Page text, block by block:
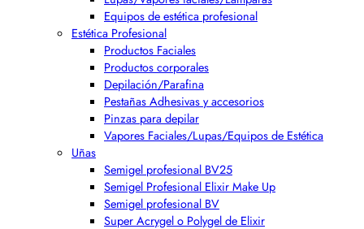
Equipos de estética profesional
Estética Profesional
Productos Faciales
Productos corporales
Depilación/Parafina
Pestañas Adhesivas y accesorios
Pinzas para depilar
Vapores Faciales/Lupas/Equipos de Estética
Uñas
Semigel profesional BV25
Semigel Profesional Elixir Make Up
Semigel profesional BV
Super Acrygel o Polygel de Elixir